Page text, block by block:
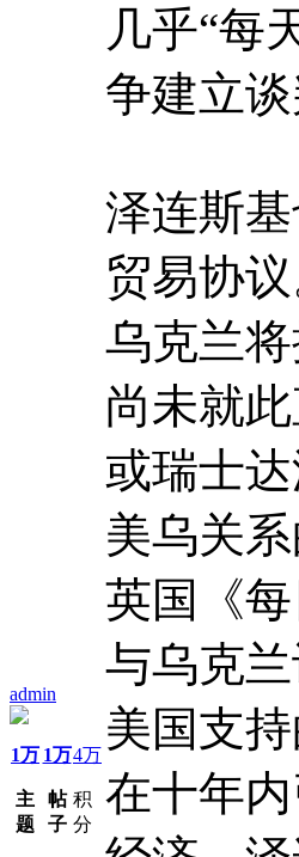
admin
1万
主
题
1万
帖
子
4万
积
分
几乎“每
争建立谈
泽连斯
贸易协
乌克兰
尚未就
或瑞士
美乌关
英国《
与乌克
美国支
在十年